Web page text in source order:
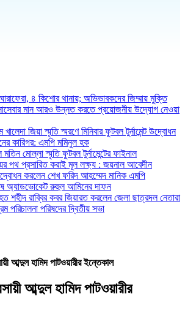
৪ কিশোর থানায়; অভিভাবকদের জিম্মায় মুক্তি
মান আরও উন্নত করতে প্রয়োজনীয় উদ্যোগ নেওয়া
জিয়া স্মৃতি স্মরণে মিনিবার ফুটবল টুর্নামেন্ট উদ্বোধন
কারিগর: এমপি মমিনুল হক
মোল্লা স্মৃতি ফুটবল টুর্নামেন্টের ফাইনাল
পথ প্রসারিত করাই মূল লক্ষ্য : জয়নাল আবেদীন
করলেন শেখ ফরিদ আহম্মেদ মানিক এমপি
অ্যাডভোকেট রুহুল আমিনের দাফন
শহীদ রাব্বির কবর জিয়ারত করলেন জেলা ছাত্রদল নেতারা
পরিষদের দ্বিতীয় সভা
আব্দুল হামিদ পাটওয়ারীর ইন্তেকাল
আব্দুল হামিদ পাটওয়ারীর